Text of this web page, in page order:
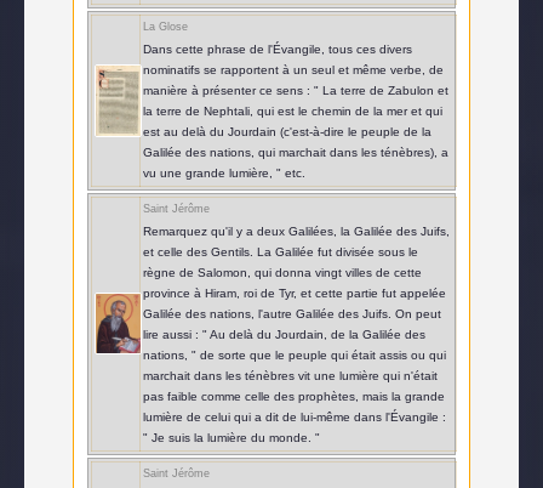
La Glose
Dans cette phrase de l'Évangile, tous ces divers
nominatifs se rapportent à un seul et même verbe, de
manière à présenter ce sens : " La terre de Zabulon et
la terre de Nephtali, qui est le chemin de la mer et qui
est au delà du Jourdain (c'est-à-dire le peuple de la
Galilée des nations, qui marchait dans les ténèbres), a
vu une grande lumière, " etc.
Saint Jérôme
Remarquez qu'il y a deux Galilées, la Galilée des Juifs,
et celle des Gentils. La Galilée fut divisée sous le
règne de Salomon, qui donna vingt villes de cette
province à Hiram, roi de Tyr, et cette partie fut appelée
Galilée des nations, l'autre Galilée des Juifs. On peut
lire aussi : " Au delà du Jourdain, de la Galilée des
nations, " de sorte que le peuple qui était assis ou qui
marchait dans les ténèbres vit une lumière qui n'était
pas faible comme celle des prophètes, mais la grande
lumière de celui qui a dit de lui-même dans l'Évangile :
" Je suis la lumière du monde. "
Saint Jérôme